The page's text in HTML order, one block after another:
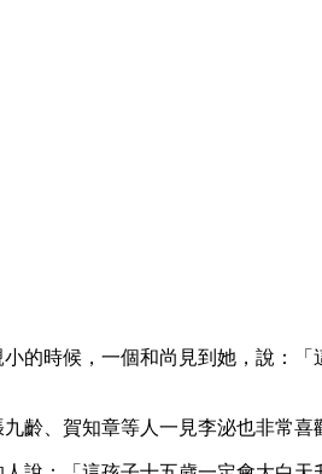
的時候，一個和尚見到她，說：
齡、賀知章等人一見李泌也非常喜